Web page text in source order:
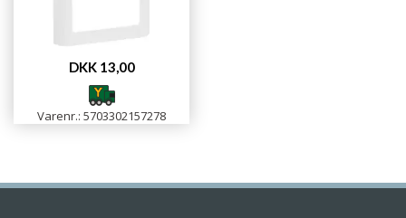
DKK 13,00
Varenr.: 5703302157278